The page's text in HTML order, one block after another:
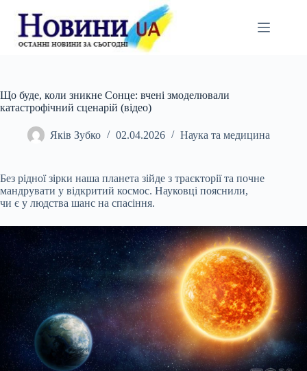
вмісту
Що буде, коли зникне Сонце: вчені змоделювали
катастрофічний сценарій (відео)
Яків Зубко 02.04.2026 Наука та медицина
Без рідної зірки наша планета зійде з траєкторії та почне
мандрувати у відкритий космос. Науковці пояснили,
чи є у людства шанс на спасіння.